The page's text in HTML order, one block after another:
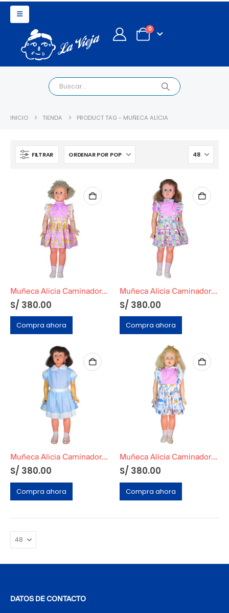
0
INICIO TIENDA PRODUCT TAG - MUÑECA ALICIA
FILTRAR
Muñeca Alicia Caminadora BASA Original Años 70
S/ 380.00
Compra ahora
Muñeca Alicia Caminadora BASA Original Años 70
S/ 380.00
Compra ahora
Muñeca Alicia Caminadora BASA Original Años 70
S/ 380.00
Compra ahora
Muñeca Alicia Caminadora BASA Original Años 70
S/ 380.00
Compra ahora
DATOS DE CONTACTO